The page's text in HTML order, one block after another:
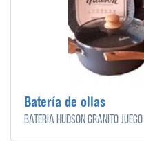
Batería de ollas
Batería Hudson Granito